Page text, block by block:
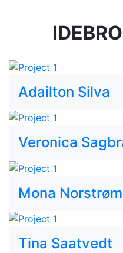
Adailton Silva
Veronica
Mona Norstrøm
Tina Saatvedt